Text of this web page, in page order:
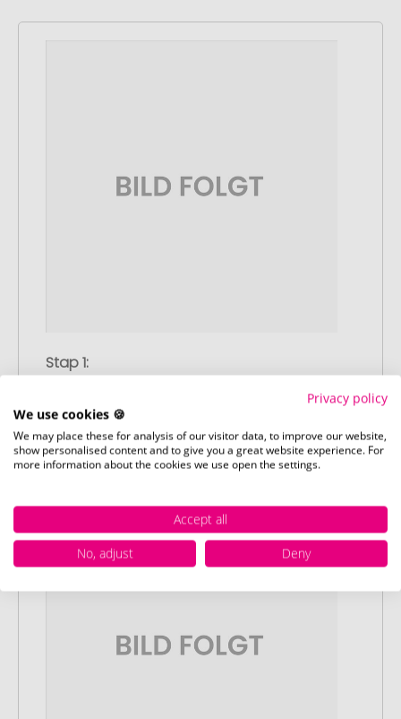
Stap 1:
Kies uw gewenste promotieartikelen en
pas deze aan naar uw wensen. Plaats
vervolgens de geconfigureerde artikelen
in uw winkelwagen.
Privacy policy
We use cookies 🍪
We may place these for analysis of our visitor data, to improve our website,
show personalised content and to give you a great website experience. For
more information about the cookies we use open the settings.
Accept all
No, adjust
Deny